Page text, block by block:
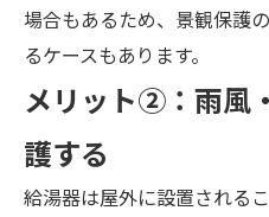
場合もあるため、景観保護
るケースもあります。
メリット②： 雨風
護する
給湯器は屋外に設置される